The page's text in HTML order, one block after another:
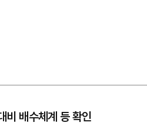
비 배수체계 등 확인